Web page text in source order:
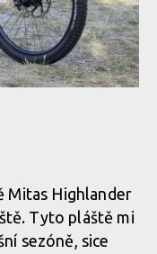
Mitas Highlander
Tyto pláště mi
sezóně, sice